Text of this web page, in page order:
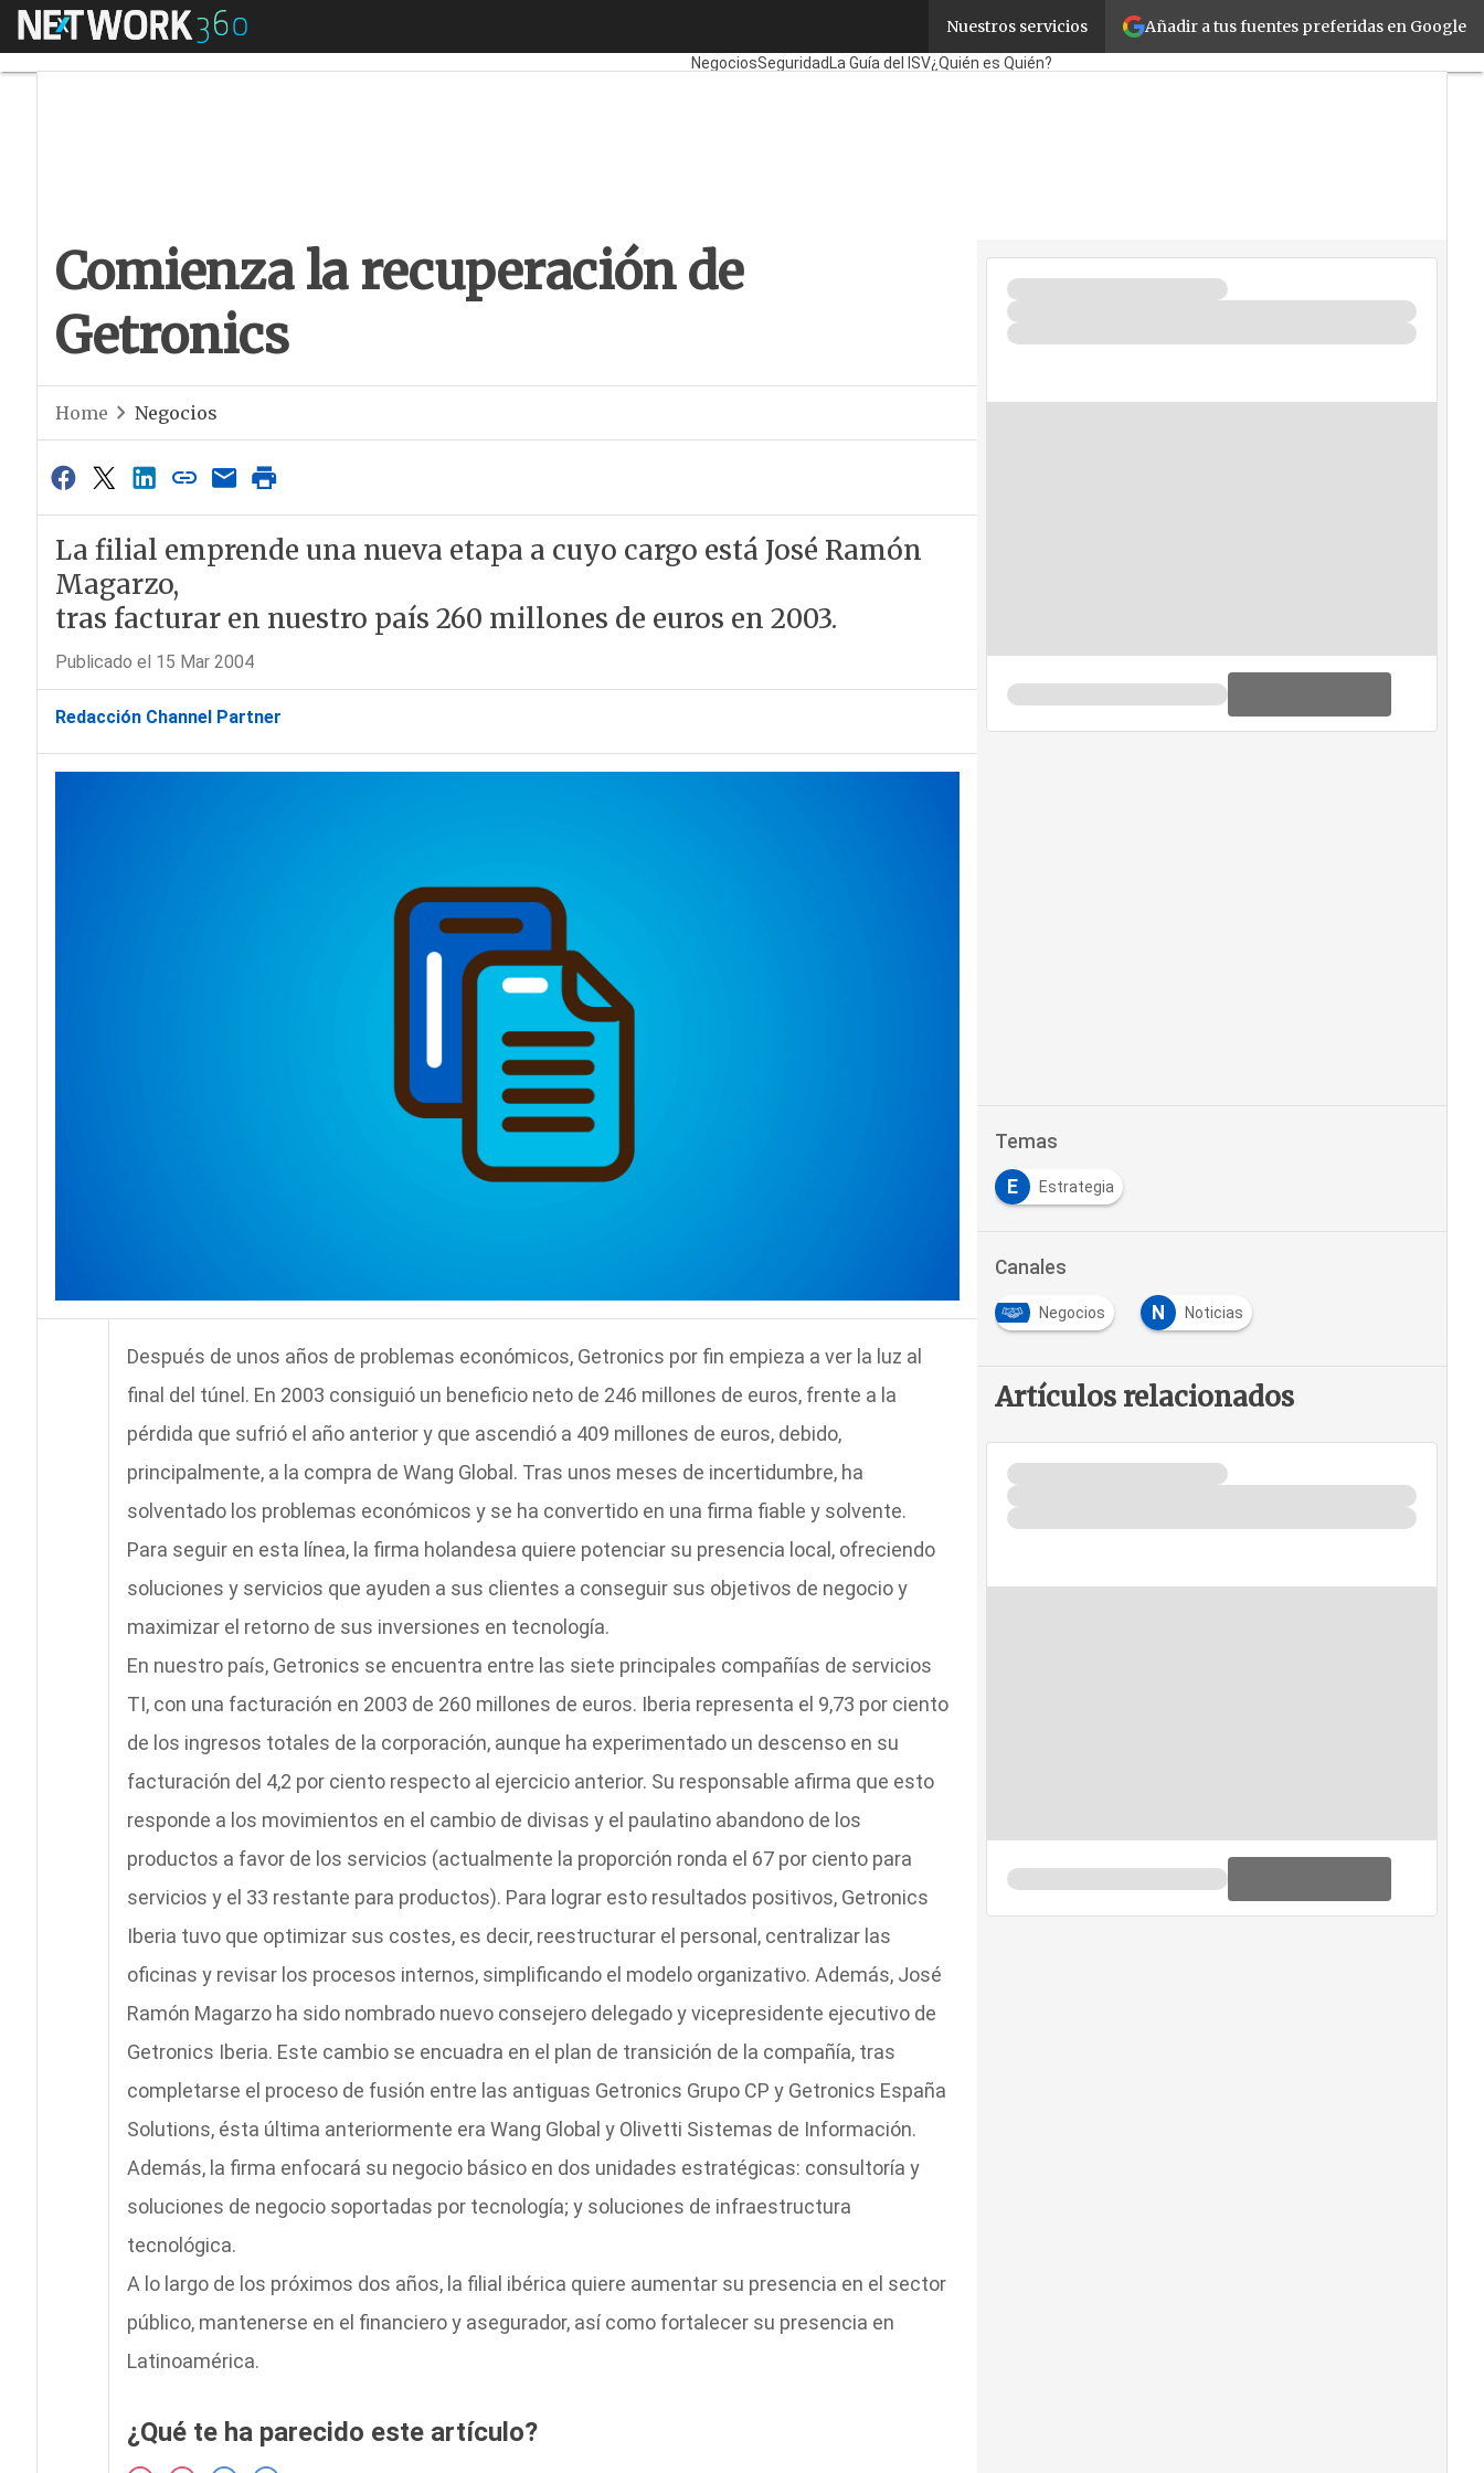
Añadir a tus fuentes preferidas en Google
Nuestros servicios
Menú CorporateRetailCloudMovilidad
NegociosSeguridad La Guía del ISV¿Quién es Quién?
Comienza la recuperación de
Getronics
Home Negocios
La filial emprende una nueva etapa a cuyo cargo está José Ramón
Magarzo,
tras facturar en nuestro país 260 millones de euros en 2003.
Publicado el 15 Mar 2004
Redacción Channel Partner
Después de unos años de problemas económicos, Getronics por fin empieza a ver la luz al
final del túnel. En 2003 consiguió un beneficio neto de 246 millones de euros, frente a la
pérdida que sufrió el año anterior y que ascendió a 409 millones de euros, debido,
principalmente, a la compra de Wang Global. Tras unos meses de incertidumbre, ha
solventado los problemas económicos y se ha convertido en una firma fiable y solvente.
Para seguir en esta línea, la firma holandesa quiere potenciar su presencia local, ofreciendo
soluciones y servicios que ayuden a sus clientes a conseguir sus objetivos de negocio y
maximizar el retorno de sus inversiones en tecnología.
En nuestro país, Getronics se encuentra entre las siete principales compañías de servicios
TI, con una facturación en 2003 de 260 millones de euros. Iberia representa el 9,73 por ciento
de los ingresos totales de la corporación, aunque ha experimentado un descenso en su
facturación del 4,2 por ciento respecto al ejercicio anterior. Su responsable afirma que esto
responde a los movimientos en el cambio de divisas y el paulatino abandono de los
productos a favor de los servicios (actualmente la proporción ronda el 67 por ciento para
servicios y el 33 restante para productos). Para lograr esto resultados positivos, Getronics
Iberia tuvo que optimizar sus costes, es decir, reestructurar el personal, centralizar las
oficinas y revisar los procesos internos, simplificando el modelo organizativo. Además, José
Ramón Magarzo ha sido nombrado nuevo consejero delegado y vicepresidente ejecutivo de
Getronics Iberia. Este cambio se encuadra en el plan de transición de la compañía, tras
completarse el proceso de fusión entre las antiguas Getronics Grupo CP y Getronics España
Solutions, ésta última anteriormente era Wang Global y Olivetti Sistemas de Información.
Además, la firma enfocará su negocio básico en dos unidades estratégicas: consultoría y
soluciones de negocio soportadas por tecnología; y soluciones de infraestructura
tecnológica.
A lo largo de los próximos dos años, la filial ibérica quiere aumentar su presencia en el sector
público, mantenerse en el financiero y asegurador, así como fortalecer su presencia en
Latinoamérica.
¿Qué te ha parecido este artículo?
Temas
E Estrategia
Canales
Negocios N Noticias
Artículos relacionados